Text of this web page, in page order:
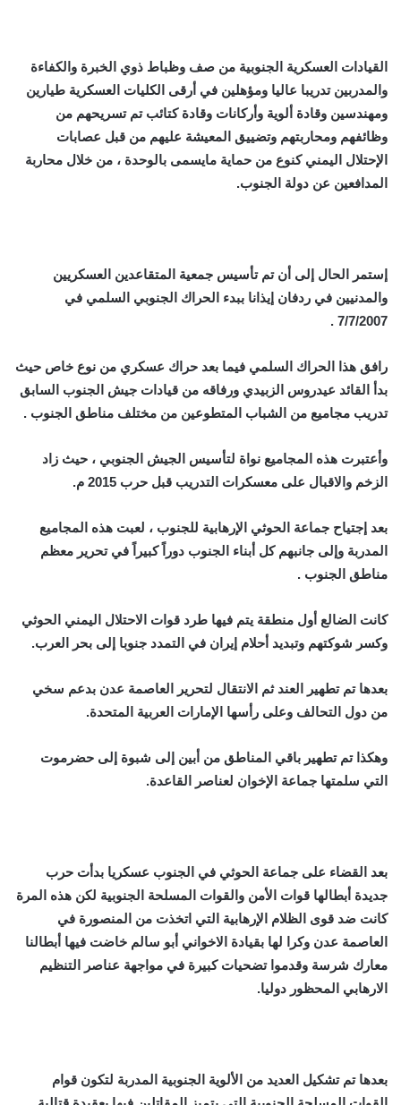
القيادات العسكرية الجنوبية من صف وظباط ذوي الخبرة والكفاءة
والمدربين تدريبا عاليا ومؤهلين في أرقى الكليات العسكرية طيارين
ومهندسين وقادة ألوية وأركانات وقادة كتائب تم تسريحهم من
وظائفهم ومحاربتهم وتضييق المعيشة عليهم من قبل عصابات
الإحتلال اليمني كنوع من حماية مايسمى بالوحدة ، من خلال محاربة
المدافعين عن دولة الجنوب.
إستمر الحال إلى أن تم تأسيس جمعية المتقاعدين العسكريين
والمدنيين في ردفان إيذانا ببدء الحراك الجنوبي السلمي في
7/7/2007 .
رافق هذا الحراك السلمي فيما بعد حراك عسكري من نوع خاص حيث
بدأ القائد عيدروس الزبيدي ورفاقه من قيادات جيش الجنوب السابق
تدريب مجاميع من الشباب المتطوعين من مختلف مناطق الجنوب .
وأعتبرت هذه المجاميع نواة لتأسيس الجيش الجنوبي ، حيث زاد
الزخم والاقبال على معسكرات التدريب قبل حرب 2015 م.
بعد إجتياح جماعة الحوثي الإرهابية للجنوب ، لعبت هذه المجاميع
المدربة وإلى جانبهم كل أبناء الجنوب دوراً كبيراً في تحرير معظم
مناطق الجنوب .
كانت الضالع أول منطقة يتم فيها طرد قوات الاحتلال اليمني الحوثي
وكسر شوكتهم وتبديد أحلام إيران في التمدد جنوبا إلى بحر العرب.
بعدها تم تطهير العند ثم الانتقال لتحرير العاصمة عدن بدعم سخي
من دول التحالف وعلى رأسها الإمارات العربية المتحدة.
وهكذا تم تطهير باقي المناطق من أبين إلى شبوة إلى حضرموت
التي سلمتها جماعة الإخوان لعناصر القاعدة.
بعد القضاء على جماعة الحوثي في الجنوب عسكريا بدأت حرب
جديدة أبطالها قوات الأمن والقوات المسلحة الجنوبية لكن هذه المرة
كانت ضد قوى الظلام الإرهابية التي اتخذت من المنصورة في
العاصمة عدن وكرا لها بقيادة الاخواني أبو سالم خاضت فيها أبطالنا
معارك شرسة وقدموا تضحيات كبيرة في مواجهة عناصر التنظيم
الارهابي المحظور دوليا.
بعدها تم تشكيل العديد من الألوية الجنوبية المدربة لتكون قوام